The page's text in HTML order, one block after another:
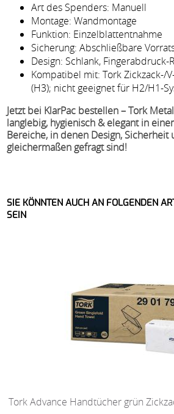
Art des Spenders: Manuell
Montage: Wandmontage
Funktion: Einzelblattentnahme
Sicherung: Abschließbare
Design: Schlank, Fingerabdruck-
Kompatibel mit: Tork Zickzack-/
(H3); nicht geeignet für H2/H1-
Jetzt bei KlarPac bestellen – Tork
langlebig, hygienisch & elegant in
Bereiche, in denen Design, Sicherheit
gleichermaßen gefragt sind!
SIE KÖNNTEN AUCH AN FOLGENDEN
SEIN
Tork Advance Handtücher grün